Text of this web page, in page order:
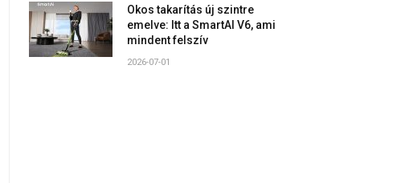
Okos takarítás új szintre
emelve: Itt a SmartAI V6, ami
mindent felszív
2026-07-01